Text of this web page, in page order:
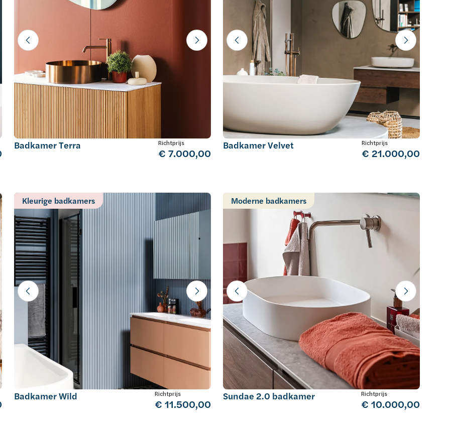
Badkamer Terra Richtprijs
€ 7.000,00
Badkamer Velvet Richtprijs
€ 21.000,00
Kleurige badkamers
Badkamer Wild Richtprijs
€ 11.500,00
Moderne badkamers
Sundae 2.0 badkamer Richtprijs
€ 10.000,00